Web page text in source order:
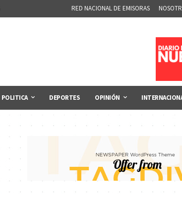
RED NACIONAL DE EMISORAS
POLITICA DEPORTES OPINIÓN